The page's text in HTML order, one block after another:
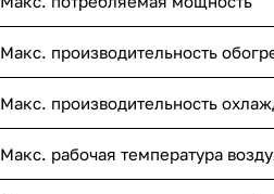
Макс. производительность
Макс. производительность
Макс. рабочая температура